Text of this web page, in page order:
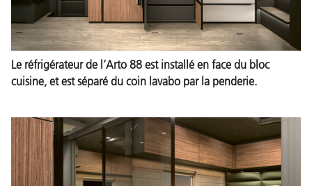
Le réfrigérateur de l’Arto 88 est installé en face du bloc
cuisine, et est séparé du coin lavabo par la penderie.